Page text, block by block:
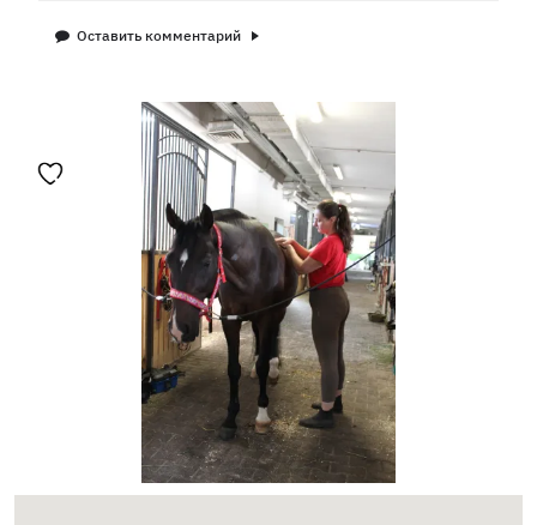
Оставить комментарий